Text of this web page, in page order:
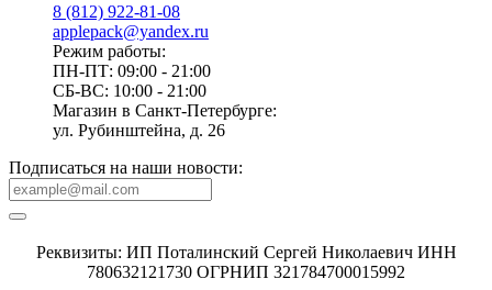
8 (812) 922-81-08
applepack@yandex.ru
Режим работы:
ПН-ПТ: 09:00 - 21:00
СБ-ВС: 10:00 - 21:00
Магазин в Санкт-Петербурге:
ул. Рубинштейна, д. 26
Подписаться на наши новости:
Реквизиты: ИП Поталинский Сергей Николаевич ИНН
780632121730 ОГРНИП 321784700015992